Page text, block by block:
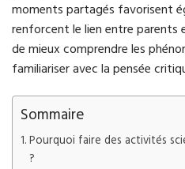
moments partagés favorisent
renforcent le lien entre
de mieux comprendre les
familiariser avec la pensée
Sommaire
Pourquoi faire des activités
?